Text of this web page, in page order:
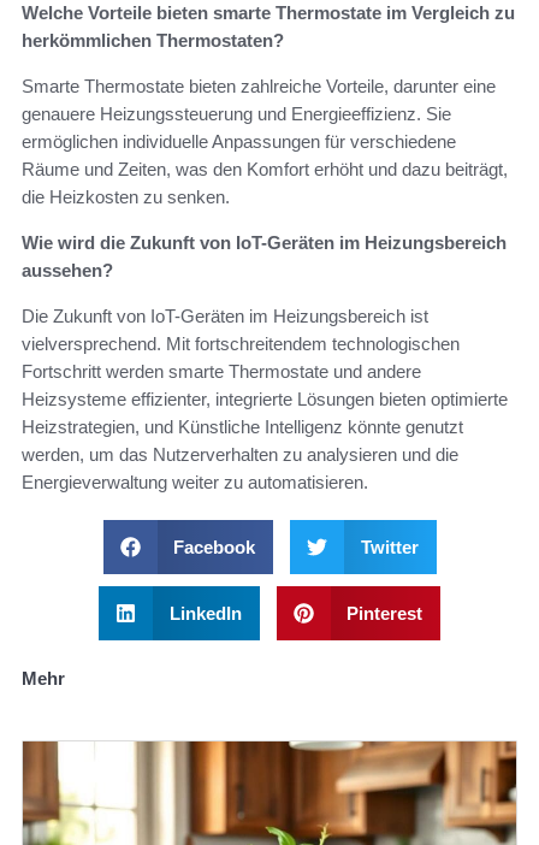
Welche Vorteile bieten smarte Thermostate im Vergleich zu
herkömmlichen Thermostaten?
Smarte Thermostate bieten zahlreiche Vorteile, darunter eine
genauere Heizungssteuerung und Energieeffizienz. Sie
ermöglichen individuelle Anpassungen für verschiedene
Räume und Zeiten, was den Komfort erhöht und dazu beiträgt,
die Heizkosten zu senken.
Wie wird die Zukunft von IoT-Geräten im Heizungsbereich
aussehen?
Die Zukunft von IoT-Geräten im Heizungsbereich ist
vielversprechend. Mit fortschreitendem technologischen
Fortschritt werden smarte Thermostate und andere
Heizsysteme effizienter, integrierte Lösungen bieten optimierte
Heizstrategien, und Künstliche Intelligenz könnte genutzt
werden, um das Nutzerverhalten zu analysieren und die
Energieverwaltung weiter zu automatisieren.
Facebook Twitter
LinkedIn Pinterest
Mehr